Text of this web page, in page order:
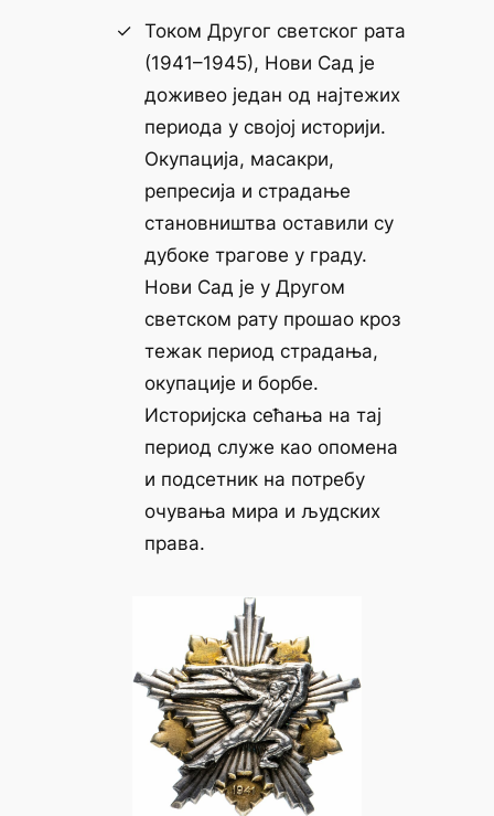
Током Другог светског рата
(1941–1945), Нови Сад је
доживео један од најтежих
периода у својој историји.
Окупација, масакри,
репресија и страдање
становништва оставили су
дубоке трагове у граду.
Нови Сад је у Другом
светском рату прошао кроз
тежак период страдања,
окупације и борбе.
Историјска сећања на тај
период служе као опомена
и подсетник на потребу
очувања мира и људских
права.